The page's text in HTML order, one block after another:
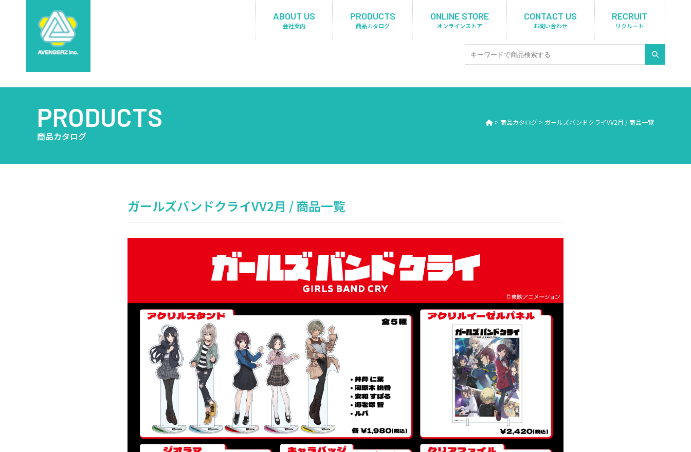
ABOUT US
会社案内
PRODUCTS
商品カタログ
ONLINE STORE
オンラインストア
CONTACT US
お問い合わせ
RECRUIT
リクルート
PRODUCTS
商品カタログ
> 商品カタログ > ガールズバンドクライVV2月 / 商品一覧
ガールズバンドクライVV2月 / 商品一覧